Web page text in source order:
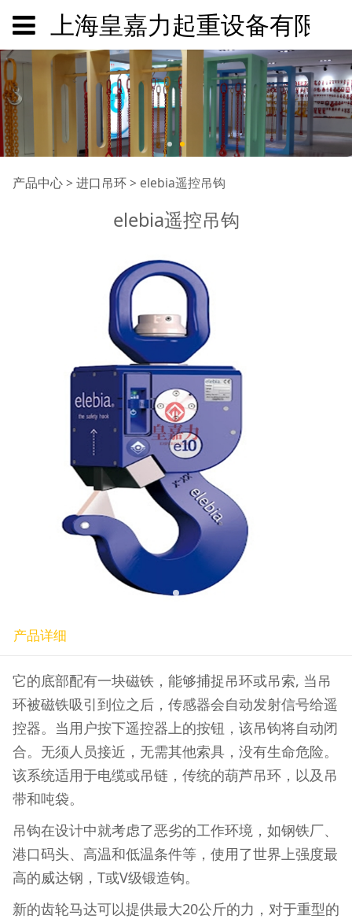
上海皇嘉力起重设备有限公
elebia遥控吊钩
产品中心> 进口吊环> elebia遥控吊钩
elebia遥控吊钩
产品详细
它的底部配有一块磁铁，能够捕捉吊环或吊索, 当吊
环被磁铁吸引到位之后，传感器会自动发射信号给遥
控器。当用户按下遥控器上的按钮，该吊钩将自动闭
合。无须人员接近，无需其他索具，没有生命危险。
该系统适用于电缆或吊链，传统的葫芦吊环，以及吊
带和吨袋。
吊钩在设计中就考虑了恶劣的工作环境，如钢铁厂、
港口码头、高温和低温条件等，使用了世界上强度最
高的威达钢，T或V级锻造钩。
新的齿轮马达可以提供最大20公斤的力，对于重型的